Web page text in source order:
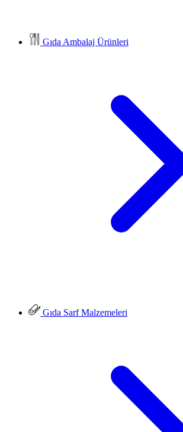
Gıda Ambalaj Ürünleri
Gıda Sarf Malzemeleri